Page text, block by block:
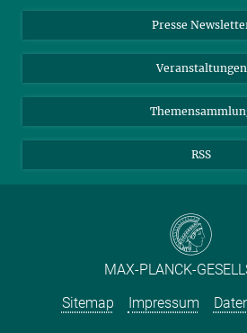
TikTok
Instagram
YouTube
Presse
Veranstaltungen
RSS
MAX-PLANCK-
Sitemap
Impressum